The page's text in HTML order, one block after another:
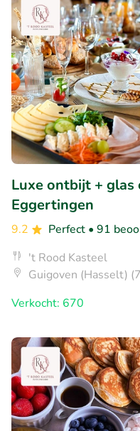
Luxe ontbijt + glas
Eggertingen
9.2 Perfect • 91
't Rood Kasteel
Guigoven (Hasselt)
Verkocht: 670